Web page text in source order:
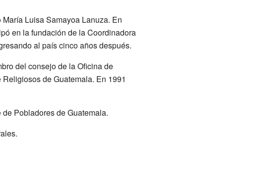
Luisa Samayoa Lanuza. En
en la fundación de la Coordinadora
al país cinco años después.
del consejo de la Oficina de
de Guatemala. En 1991
Pobladores de Guatemala.